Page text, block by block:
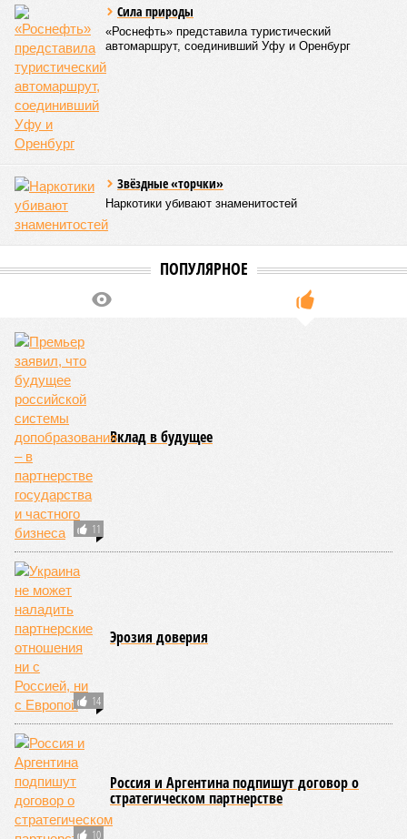
Хуанхэ и быстро залила почти весь Северный Китай, так
как местность там довольно низменная, и потоп просто не
встречал препятствий на своём пути, уничтожая деревни и
целые города. Водой залило 130 тыс. квадратных
километров (а это больше территорий Оренбургской или
Кировской областей), 2 млн человек остались без крова,
ещё столько же погибли в результате спровоцированной
катастрофой пандемии.
Третье место по кровожадности в рейтинге стихийных
бедствий занимает смертоносный циклон Бхола 1970 года,
ставший самым мощным среди себе подобных за всю
Бангладеш, тогда называвшейся Восточным Пакистаном, и
индийского штата Западная Бенгалия. Шторма унесли
жизни полумиллиона человек.
Кажется, стремящаяся сохранить свою чистоту природа
что-то знала о том, какие именно страны станут со
временем самыми «грязными» в плане производств, и
планомерно подтачивала их демографию. А как ещё
объяснить то, что в топ-10 природных катастроф почти все
места занимают бедствия, разразившиеся в Индии,
Пакистане, Бангладеш и Турции? Что характерно, Россию и
Европу подобные катастрофы никогда не затрагивали,
здесь беды были другими, включая массовый голод и
масштабные эпидемии вроде бубонной чумы (200 млн
погибших) или «испанки» (по разным оценкам, от 17,4 до
100 млн погибших во всём мире).
Когда земля – дыбом
Но это дела давно минувших дней. А что нам ждать в
дальнейшем? Авторы энциклопедии A-Z Animals,
основываясь на современных научных исследованиях и
глобальных тенденциях, составили свой список
потенциально самых смертоносных стихийных бедствий,
угрожающих человечеству непосредственно сейчас, в XXI
«Золото» получили землетрясения. К наиболее
сейсмоопасным регионам относится Тихоокеанское
вулканическое огненное кольцо, включающее Индонезию,
Японию и западное побережье Северной и Южной Америки.
Турция, Иран, Индия и Непал также расположены на очень